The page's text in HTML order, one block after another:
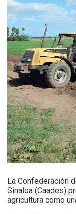
La Confederación
Sinaloa (Caades)
agricultura como